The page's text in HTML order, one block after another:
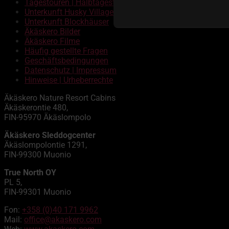
Tagestouren | Halbtagestouren
Unterkunft Husky Village
Unterkunft Blockhäuser
Äkäskero Bilder
Äkäskero Filme
Häufig gestellte Fragen
Geschäftsbedingungen
Datenschutz | Impressum
Hinweise | Urheberrechte
Äkäskero Nature Resort Cabins
Äkäskerontie 480,
FIN-95970 Äkäslompolo
Äkäskero Sleddogcenter
Äkäslompolontie 1291,
FIN-99300 Muonio
True North OY
PL 5,
FIN-99301 Muonio
Fon: +358 (0)40 171 9962
Mail: office@akaskero.com